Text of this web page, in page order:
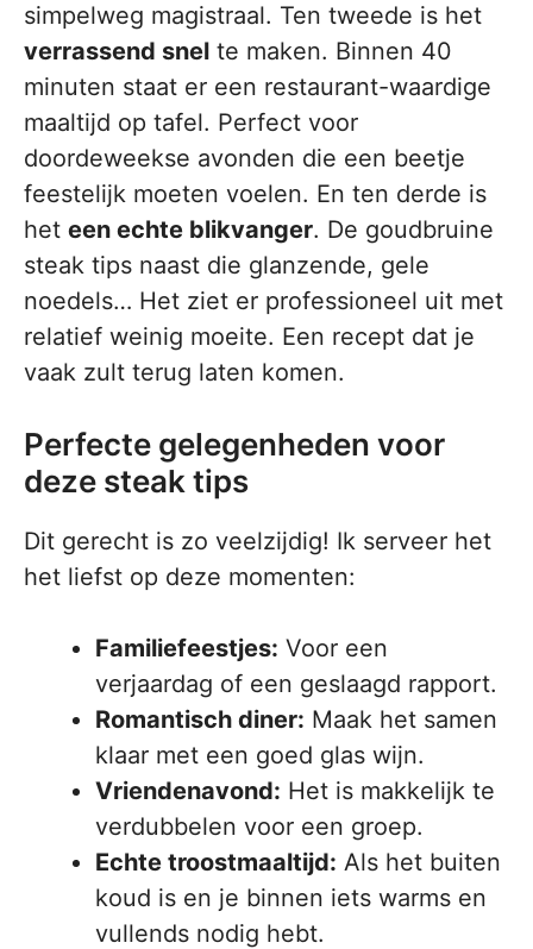
simpelweg magistraal. Ten tweede is het
verrassend snel te maken. Binnen 40
minuten staat er een restaurant-waardige
maaltijd op tafel. Perfect voor
doordeweekse avonden die een beetje
feestelijk moeten voelen. En ten derde is
het een echte blikvanger. De goudbruine
steak tips naast die glanzende, gele
noedels… Het ziet er professioneel uit met
relatief weinig moeite. Een recept dat je
vaak zult terug laten komen.
Perfecte gelegenheden voor
deze steak tips
Dit gerecht is zo veelzijdig! Ik serveer het
het liefst op deze momenten:
Familiefeestjes: Voor een
verjaardag of een geslaagd rapport.
Romantisch diner: Maak het samen
klaar met een goed glas wijn.
Vriendenavond: Het is makkelijk te
verdubbelen voor een groep.
Echte troostmaaltijd: Als het buiten
koud is en je binnen iets warms en
vullends nodig hebt.